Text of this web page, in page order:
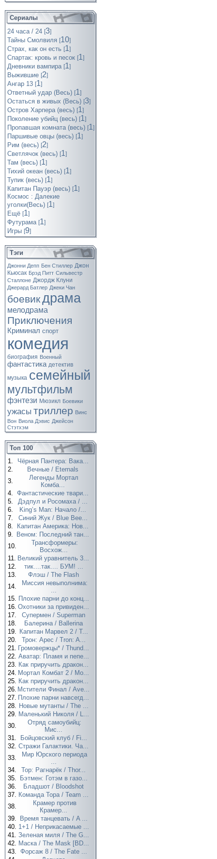
Сериалы
24 часа / 24 [3]
Тайны Смолвиля [10]
Страх, как он есть [1]
Спартак: кровь и песок [1]
Дневники вампира [1]
Выжившие [2]
Ангар 13 [1]
Ответный удар (Весь) [1]
Остаться в живых (Весь) [3]
Остров Харпера (весь) [1]
Поколение убийц (весь) [1]
Пропавшая комната (весь) [1]
Паршивые овцы (весь) [1]
Рим (весь) [2]
Светлячок (весь) [1]
Там (весь) [1]
Тихий океан (весь) [1]
Тупик (весь) [1]
Капитан Пауэр (весь) [1]
Космос : Далекие
уголки(Весь) [1]
Ещё [1]
Футурама [1]
Игры [9]
Тэги
Джонни Депп Бен Стиллер Джон
Кьюсак Брэд Питт Сильвестр
Сталлоне Джордж Клуни
Джерард Батлер Джеки Чан
боевикдрама
мелодрама
Приключения
Криминал спорт
комедия
биография Военный
фантастика детектив
музыка семейный
мультфильм
фэнтези Мюзикл Боевики
ужасы триллер Винс
Вон Виола Дэвис Джейсон
Стэтхэм
Топ 100
1.
Чёрная Пантера: Вака...
2.
Вечные / Eternals
3.
Легенды Мортал
Комба...
4. Фантастические твари...
5.
Дэдпул и Росомаха / ...
6.
King’s Man: Начало /...
7.
Синий Жук / Blue Bee...
8.
Капитан Америка: Нов...
9.
Веном: Последний тан...
10.
Трансформеры:
Восхож...
11. Великий уравнитель 3...
12.
тик....так.... БУМ! ...
13.
Флэш / The Flash
14.
Миссия невыполнима:
...
15. Плохие парни до конц...
16. Охотники за привиден...
17.
Супермен / Superman
18.
Балерина / Ballerina
19. Капитан Марвел 2 / T...
20.
Трон: Арес / Tron: A...
21. Громовержцы* / Thund...
22. Аватар: Пламя и пепе...
23. Как приручить дракон...
24. Мортал Комбат 2 / Mo...
25. Как приручить дракон...
26. Мстители Финал / Ave...
27. Плохие парни навсегд...
28. Новые мутанты / The ...
29. Маленький Николя / L...
30.
Отряд самоубийц:
Мис...
31.
Бойцовский клуб / Fi...
32. Стражи Галактики. Ча...
33.
Мир Юрского периода
...
34.
Тор: Рагнарёк / Thor...
35.
Бэтмен: Готэм в газо...
36.
Бладшот / Bloodshot
37. Команда Тора / Team ...
38.
Крамер против
Крамер...
39.
Время танцевать / A ...
40. 1+1 / Неприкасаемые ...
41. Зеленая миля / The G...
42. Маска / The Mask [BD...
43. Форсаж 8 / The Fate ...